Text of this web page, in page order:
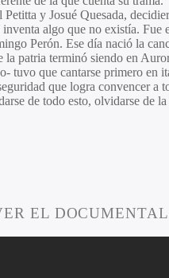
Petitta y Josué Quesada,
algo que no existía.
Perón. Ese día nació la
patria terminó siendo en
tuvo que cantarse primero en
que logra convencer a
de todo esto, olvidarse de
EL